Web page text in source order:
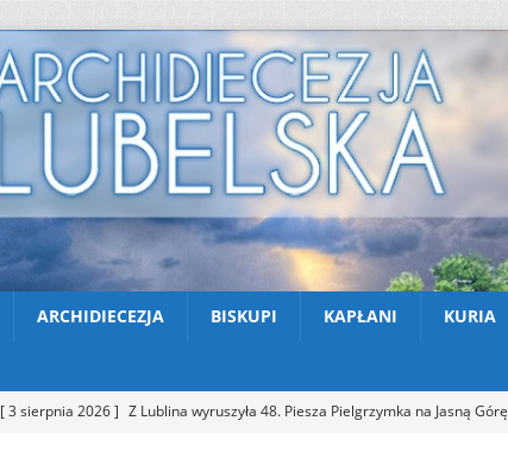
ARCHIDIECEZJA BISKUPI KAPŁANI KURIA
[ 3 sierpnia 2026 ] Z Lublina wyruszyła 48. Piesza Pielgrzymka na Jasną Górę